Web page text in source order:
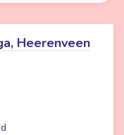
Heerenveen